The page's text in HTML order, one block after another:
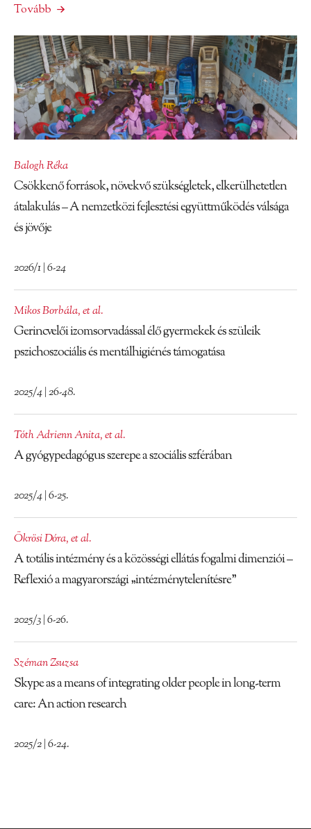
Tovább
Balogh Réka
Csökkenő források, növekvő szükségletek, elkerülhetetlen
átalakulás – A nemzetközi fejlesztési együttműködés válsága
és jövője
2026/1 | 6-24
Mikos Borbála,et al.
Gerincvelői izomsorvadással élő gyermekek és szüleik
pszichoszociális és mentálhigiénés támogatása
2025/4 | 26-48.
Tóth Adrienn Anita,et al.
A gyógypedagógus szerepe a szociális szférában
2025/4 | 6-25.
Ökrösi Dóra,et al.
A totális intézmény és a közösségi ellátás fogalmi dimenziói –
Reflexió a magyarországi „intézménytelenítésre”
2025/3 | 6-26.
Széman Zsuzsa
Skype as a means of integrating older people in long-term
care: An action research
2025/2 | 6-24.